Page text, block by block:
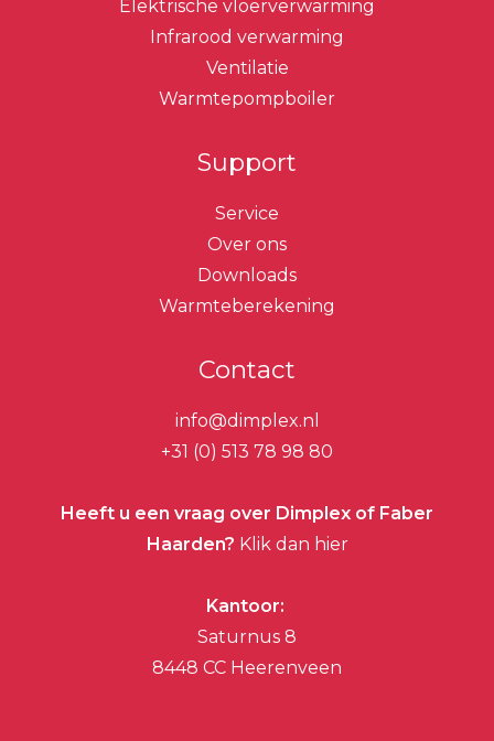
Elektrische vloerverwarming
Infrarood verwarming
Ventilatie
Warmtepompboiler
Support
Service
Over ons
Downloads
Warmteberekening
Contact
info@dimplex.nl
+31 (0) 513 78 98 80
Heeft u een vraag over Dimplex of Faber
Haarden? Klik dan hier
Kantoor:
Saturnus 8
8448 CC Heerenveen